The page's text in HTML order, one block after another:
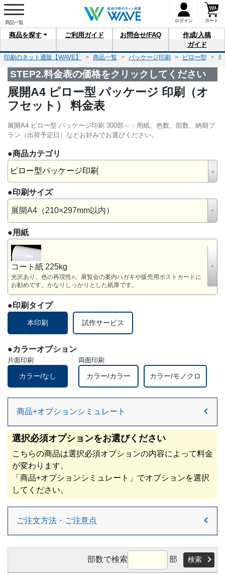
ログイン カート
商品を探す ご利用 ガイド お問合せ/FAQ
作成/入稿
ガイド
印刷のネット通販【WAVE】 商品一覧 パッケージ印刷 ピロー型
STEP2.料金表の価格をクリックしてください
展開A4 ピロー型 パッケージ 印刷（オ
フセット） 料金表
展開A4 ピロー型 パッケージ印刷 300部～：用紙、色数、部数、納期プ
ラン（出荷予定日）などお好みでお選びください。
●商品カテゴリ
ピロー型パッケージ印刷
●印刷サイズ
展開A4（210×297mm以内）
●用紙
コート紙 225kg
光沢あり。色の再現性○。展覧会の案内ハガキや販売用ポストカードに
お勧めです。かなりしっかりとした紙厚です。
●印刷タイプ
本印刷 試作サービス
●カラーオプション
片面印刷
カラー/なし
両面印刷
カラー/カラー カラー/モノクロ
選択必須オプションをお選びください
こちらの商品は選択必須オプションの内容によって料金
が変わります。
「商品+オプションシミュレート」でオプションを選択
してください。
ご注文方法・ご注意点
部数で検索 部 検索
商品+オプションシミュレート